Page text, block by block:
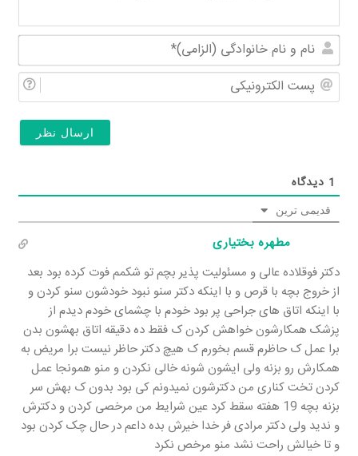
و
1 دیدگاه
قدیمی ترین
مطهره بختیاری
دکتر فوقلاده عالی و مسئولیت پذیر بچم تو شکمم فوت کرده بود بعد
از خروج بچه با قرص و با اینکه دکتر سنو نبود خودشون سنو کردن و
با اینکه اتاق های جراحی پر بود خودم با چشمای خودم دیدم از
پزشک همکارشون خواهش کردن ک فقط ده دقیقه اتاق بهشون بدن
برا عمل ک حاظرم قسم بخورم ک هیچ دکتر حاظر نیست برا مریض به
همکارش رو بزنه ولی ایشون شونه خالی نکردن و منو همونجا عمل
کردن تخت کناری من دکترشون نمیدونم کی بود بدون ک بهش سر
بزنه بچه 19 هفته سقط کرد عین شرایط من مرخصی کردن و دکترش
و ندید ولی دکتر مرادی فر خدا خیرش بده داعم در حال چک کردن بود
و تا خیالش راحت نشد منو مرخص نکرد